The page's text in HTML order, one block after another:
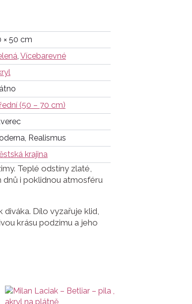
× 50 cm
, Vícebarevné
(50 – 70 cm)
Realismus
krajina
Teplé odstíny zlaté,
dnů i poklidnou atmosféru
Dílo vyzařuje klid,
krásu podzimu a jeho